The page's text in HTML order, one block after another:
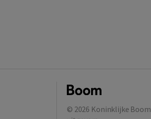
© 2026 Koninklijke Boom